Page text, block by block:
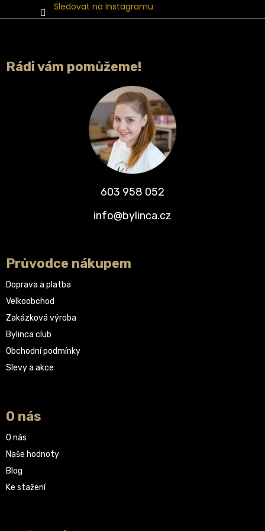
Sledovat na Instagramu
Rádi vám pomůžeme!
603 958 052
info@bylinca.cz
Průvodce nákupem
Doprava a platba
Velkoobchod
Zakázková výroba
Bylinca club
Obchodní podmínky
Slevy a akce
O nás
O nás
Naše hodnoty
Blog
Ke stažení